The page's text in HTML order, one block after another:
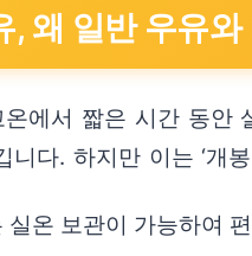
, 왜 일반 우유
온에서 짧은 시간 동안
니다. 하지만 이는 ‘개
실온 보관이 가능하여